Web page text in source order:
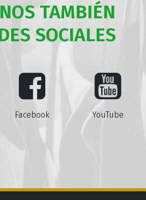
TAMBIÉN
SOCIALES
Facebook YouTube